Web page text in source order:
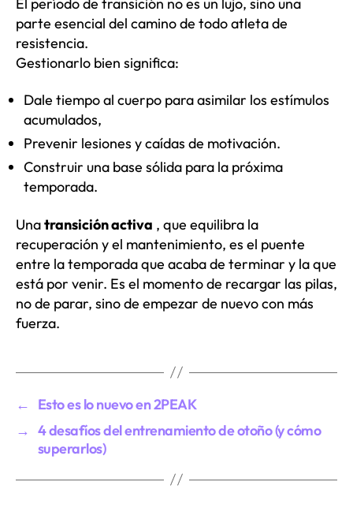
parte esencial del camino de todo atleta de
resistencia.
Gestionarlo bien significa:
Dale tiempo al cuerpo para asimilar los estímulos
acumulados,
Prevenir lesiones y caídas de motivación.
Construir una base sólida para la próxima
temporada.
Unatransición activa , que equilibra la
recuperación y el mantenimiento, es el puente
entre la temporada que acaba de terminar y la que
está por venir. Es el momento de recargar las pilas,
no de parar, sino de empezar de nuevo con más
fuerza.
←
Esto es lo nuevo en 2PEAK
→ 4 desafíos del entrenamiento de otoño (y cómo
superarlos)